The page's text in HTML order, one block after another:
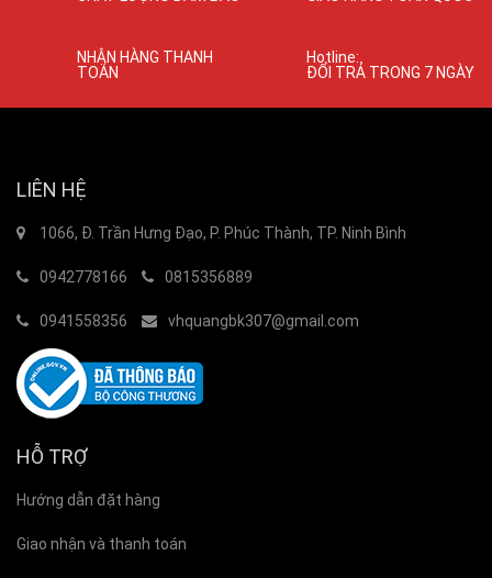
NHẬN HÀNG THANH
TOÁN
Hotline:
ĐỔI TRẢ TRONG 7 NGÀY
LIÊN HỆ
1066, Đ. Trần Hưng Đạo, P. Phúc Thành, TP. Ninh Bình
0942778166 0815356889
0941558356 vhquangbk307@gmail.com
HỖ TRỢ
Hướng dẫn đặt hàng
Giao nhận và thanh toán